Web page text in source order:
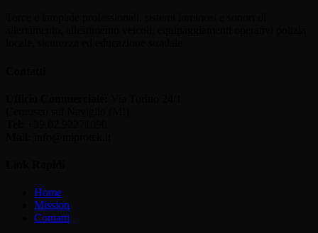
Home
Mission
Contatti